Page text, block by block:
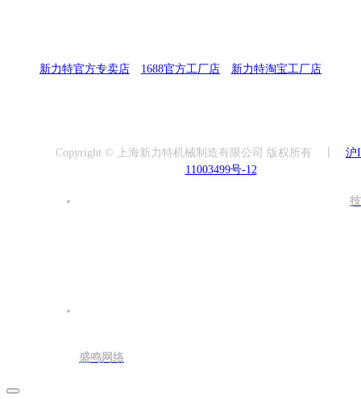
新力特官方专卖店 1688官方工厂店 新力特淘宝工厂店
Copyright © 上海新力特机械制造有限公司 版权所有 丨 沪
11003499号-12
盛鸣网络